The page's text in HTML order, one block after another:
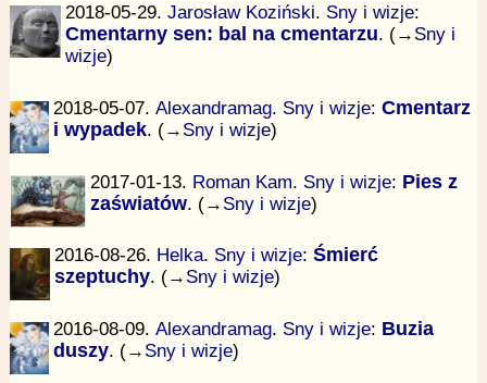
2018-05-29. Jarosław Koziński. Sny i wizje:
Cmentarny sen: bal na cmentarzu. (→ Sny i
wizje)
2018-05-07. Alexandramag. Sny i wizje: Cmentarz
i wypadek. (→ Sny i wizje)
2017-01-13. Roman Kam. Sny i wizje: Pies z
zaświatów. (→ Sny i wizje)
2016-08-26. Helka. Sny i wizje:Śmierć
szeptuchy. (→ Sny i wizje)
2016-08-09. Alexandramag. Sny i wizje: Buzia
duszy. (→ Sny i wizje)